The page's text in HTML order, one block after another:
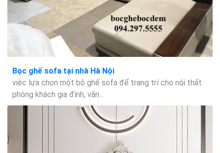
Bọc ghế sofa tại nhà Hà Nội
việc lựa chọn một bộ ghế sofa để trang trí cho nội thất
phòng khách gia đình, văn...